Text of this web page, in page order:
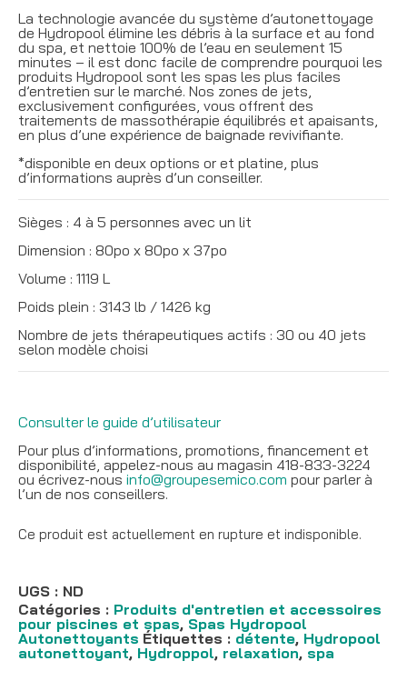
La technologie avancée du système d’autonettoyage
de Hydropool élimine les débris à la surface et au fond
du spa, et nettoie 100% de l’eau en seulement 15
minutes – il est donc facile de comprendre pourquoi les
produits Hydropool sont les spas les plus faciles
d’entretien sur le marché. Nos zones de jets,
exclusivement configurées, vous offrent des
traitements de massothérapie équilibrés et apaisants,
en plus d’une expérience de baignade revivifiante.
*disponible en deux options or et platine, plus
d’informations auprès d’un conseiller.
Sièges : 4 à 5 personnes avec un lit
Dimension : 80po x 80po x 37po
Volume : 1119 L
Poids plein : 3143 lb / 1426 kg
Nombre de jets thérapeutiques actifs : 30 ou 40 jets
selon modèle choisi
Consulter le guide d’utilisateur
Pour plus d’informations, promotions, financement et
disponibilité, appelez-nous au magasin 418-833-3224
ou écrivez-nous info@groupesemico.com pour parler à
l’un de nos conseillers.
Ce produit est actuellement en rupture et indisponible.
UGS : ND
Catégories : Produits d'entretien et accessoires
pour piscines et spas, Spas Hydropool
Autonettoyants Étiquettes : détente, Hydropool
autonettoyant, Hydroppol, relaxation, spa